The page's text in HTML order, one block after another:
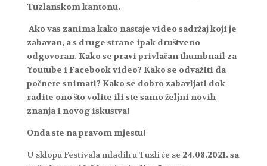
Tuzlanskom kantonu.
Ako vas zanima kako nastaje video sadržaj koji je
zabavan, a s druge strane ipak društveno
odgovoran. Kako se pravi privlačan thumbnail za
Youtube i Facebook video? Kako se odvažiti da
počnete snimati? Kako se dobro zabavljati dok
radite ono što volite ili ste samo željni novih
znanja i novog iskustva!
Onda ste na pravom mjestu!
U sklopu Festivala mladih u Tuzli će se 24.08.2021. sa